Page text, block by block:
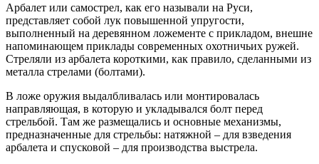
Арбалет или самострел, как его называли на Руси,
представляет собой лук повышенной упругости,
выполненный на деревянном ложементе с прикладом, внешне
напоминающем приклады современных охотничьих ружей.
Стреляли из арбалета короткими, как правило, сделанными из
металла стрелами (болтами).
В ложе оружия выдалбливалась или монтировалась
направляющая, в которую и укладывался болт перед
стрельбой. Там же размещались и основные механизмы,
предназначенные для стрельбы: натяжной – для взведения
арбалета и спусковой – для производства выстрела.